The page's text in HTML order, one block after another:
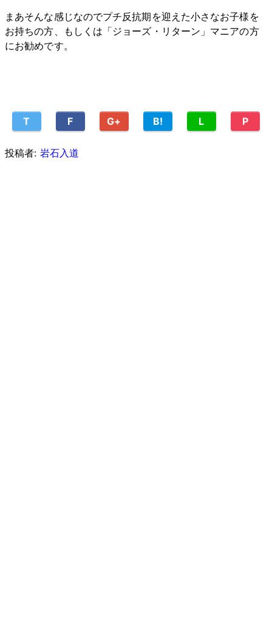
まあそんな感じなのでプチ反抗期を迎えた小さなお子様を
お持ちの方、もしくは「ジョーズ・リターン」マニアの方
にお勧めです。
T F G+ B! L P
投稿者: 岩石入道